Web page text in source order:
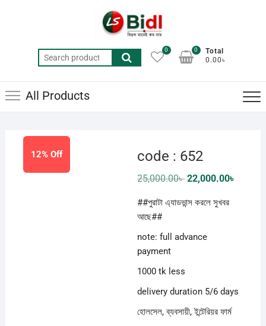
Search
for:
0
Total
0.00৳
0
All Products
12% Off code : 652
25,000.00৳Original
price
25,000.00৳ .
22,000.00৳
##পুরাটা এ্যাডভান্স করলে সুখবর
আছে##
note: full advance
payment
1000 tk less
delivery duration 5/6 days
হোলসেল, ব্যবসায়ী, ইন্টেরিয়র ফার্ম